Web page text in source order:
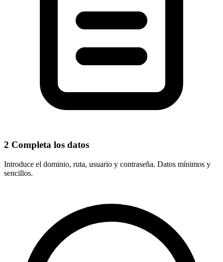
2 Completa los datos
Introduce el dominio, ruta, usuario y contraseña. Datos mínimos y
sencillos.